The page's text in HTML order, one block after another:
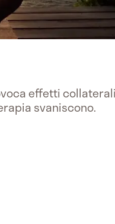
effetti
svaniscono.